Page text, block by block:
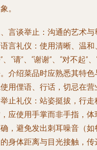
。
言谈举止：沟通的艺术与
语言礼仪 ：使用清晰、温
、“请”、“谢谢”、“对不起
介绍菜品时应熟悉其特
用俚语、行话，切忌在营
举止礼仪 ：站姿挺拔，行
应使用手掌而非手指，
，避免发出刺耳噪音（
身体距离与目光接触，传